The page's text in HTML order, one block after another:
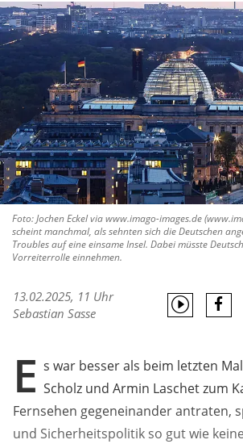
Foto: Jochen Eckel via www.imago-images.de
scheint manchmal, als sehnten sich die Deutschen
Troubles auf eine einsame Insel. Dabei müsste
Vorreiterrolle einnehmen.
13.02.2025, 11 Uhr
Sebastian Sasse
E s war besser als beim letzten
Scholz und Armin Laschet zum
Fernsehen gegeneinander antraten,
und Sicherheitspolitik so gut wie